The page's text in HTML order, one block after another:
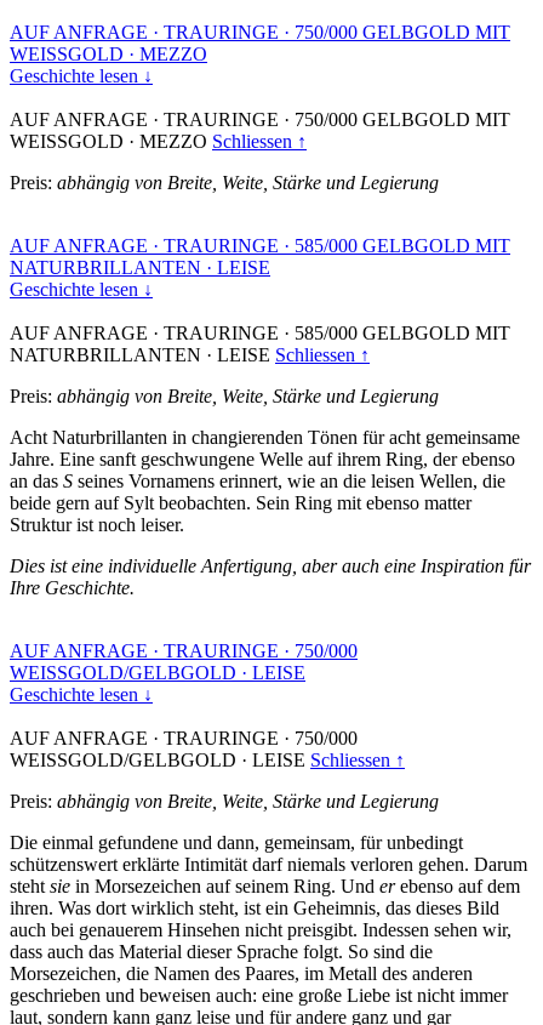
AUF ANFRAGE · TRAURINGE · 750/000 GELBGOLD MIT
WEISSGOLD · MEZZO
Geschichte lesen ↓
AUF ANFRAGE · TRAURINGE · 750/000 GELBGOLD MIT
WEISSGOLD · MEZZO Schliessen ↑
Preis: abhängig von Breite, Weite, Stärke und Legierung
AUF ANFRAGE · TRAURINGE · 585/000 GELBGOLD MIT
NATURBRILLANTEN · LEISE
Geschichte lesen ↓
AUF ANFRAGE · TRAURINGE · 585/000 GELBGOLD MIT
NATURBRILLANTEN · LEISE Schliessen ↑
Preis: abhängig von Breite, Weite, Stärke und Legierung
Acht Naturbrillanten in changierenden Tönen für acht gemeinsame
Jahre. Eine sanft geschwungene Welle auf ihrem Ring, der ebenso
an das S seines Vornamens erinnert, wie an die leisen Wellen, die
beide gern auf Sylt beobachten. Sein Ring mit ebenso matter
Struktur ist noch leiser.
Dies ist eine individuelle Anfertigung, aber auch eine Inspiration für
Ihre Geschichte.
AUF ANFRAGE · TRAURINGE · 750/000
WEISSGOLD/GELBGOLD · LEISE
Geschichte lesen ↓
AUF ANFRAGE · TRAURINGE · 750/000
WEISSGOLD/GELBGOLD · LEISE Schliessen ↑
Preis: abhängig von Breite, Weite, Stärke und Legierung
Die einmal gefundene und dann, gemeinsam, für unbedingt
schützenswert erklärte Intimität darf niemals verloren gehen. Darum
steht sie in Morsezeichen auf seinem Ring. Und erebenso auf dem
ihren. Was dort wirklich steht, ist ein Geheimnis, das dieses Bild
auch bei genauerem Hinsehen nicht preisgibt. Indessen sehen wir,
dass auch das Material dieser Sprache folgt. So sind die
Morsezeichen, die Namen des Paares, im Metall des anderen
geschrieben und beweisen auch: eine große Liebe ist nicht immer
laut, sondern kann ganz leise und für andere ganz und gar